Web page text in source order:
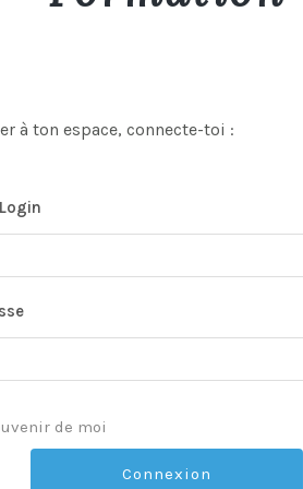
à ton espace, connecte-toi :
de moi